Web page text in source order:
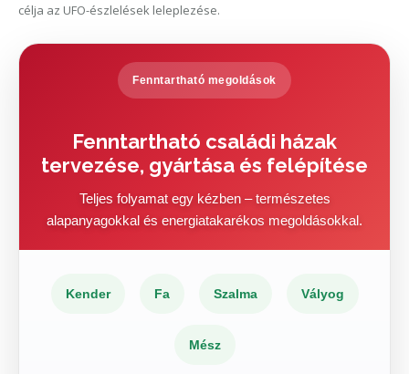
célja az UFO-észlelések leleplezése.
Fenntartható megoldások
Fenntartható családi házak
tervezése, gyártása és felépítése
Teljes folyamat egy kézben – természetes
alapanyagokkal és energiatakarékos megoldásokkal.
Kender Fa Szalma Vályog
Mész